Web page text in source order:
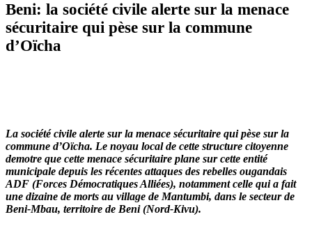
Beni: la société civile alerte sur la menace
sécuritaire qui pèse sur la commune
d’Oïcha
La société civile alerte sur la menace sécuritaire qui pèse sur la
commune d’Oïcha. Le noyau local de cette structure citoyenne
demotre que cette menace sécuritaire plane sur cette entité
municipale depuis les récentes attaques des rebelles ougandais
ADF (Forces Démocratiques Alliées), notamment celle qui a fait
une dizaine de morts au village de Mantumbi, dans le secteur de
Beni-Mbau, territoire de Beni (Nord-Kivu).